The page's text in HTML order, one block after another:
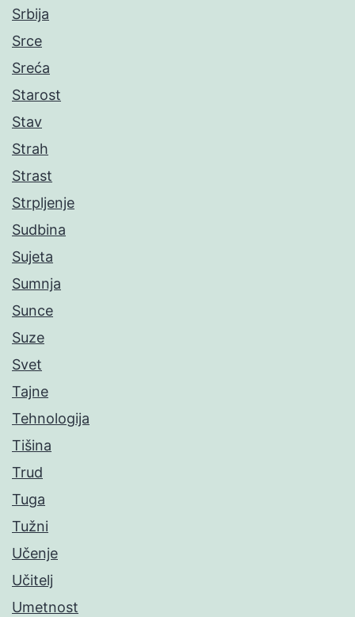
Srbija
Srce
Sreća
Starost
Stav
Strah
Strast
Strpljenje
Sudbina
Sujeta
Sumnja
Sunce
Suze
Svet
Tajne
Tehnologija
Tišina
Trud
Tuga
Tužni
Učenje
Učitelj
Umetnost